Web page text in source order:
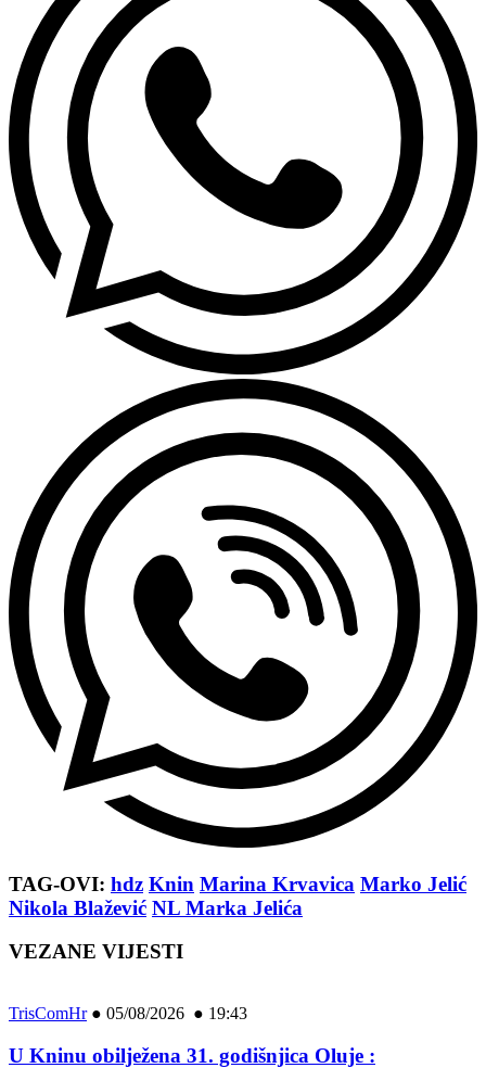
TAG-OVI: hdz Knin Marina Krvavica Marko Jelić
Nikola Blažević NL Marka Jelića
VEZANE VIJESTI
TrisComHr● 05/08/2026 ● 19:43
U Kninu obilježena 31. godišnjica Oluje :